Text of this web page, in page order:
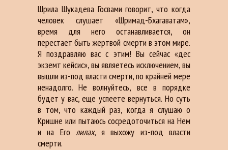
Шрила Шукадева Госвами говорит, что когда
человек слушает «Шримад-Бхагаватам»,
время для него останавливается, он
перестает быть жертвой смерти в этом мире.
Я поздравляю вас с этим! Вы сейчас «дес
экземт кейсис», вы являетесь исключением, вы
вышли из-под власти смерти, по крайней мере
ненадолго. Не волнуйтесь, все в порядке
будет у вас, еще успеете вернуться. Но суть
в том, что каждый раз, когда я слушаю о
Кришне или пытаюсь сосредоточиться на Нем
и на Его лилах, я выхожу из-под власти
смерти.